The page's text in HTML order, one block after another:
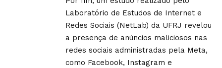
Laboratório de Estudos de Internet e
Redes Sociais (NetLab) da UFRJ revelou
a presença de anúncios maliciosos nas
redes sociais administradas pela Meta,
como Facebook, Instagram e